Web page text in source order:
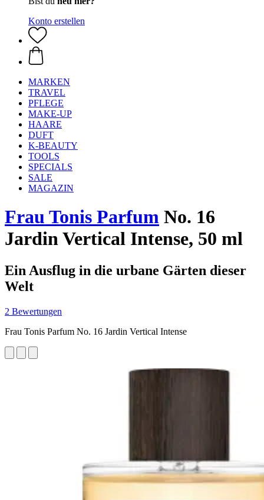
Konto erstellen
MARKEN
TRAVEL
PFLEGE
MAKE-UP
HAARE
DUFT
K-BEAUTY
TOOLS
SPECIALS
SALE
MAGAZIN
Frau Tonis Parfum No. 16
Jardin Vertical Intense, 50 ml
Ein Ausflug in die urbane Gärten dieser
Welt
2 Bewertungen
Frau Tonis Parfum No. 16 Jardin Vertical Intense